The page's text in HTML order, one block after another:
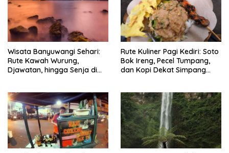
Wisata Banyuwangi Sehari:
Rute Kawah Wurung,
Djawatan, hingga Senja di
Rute Kuliner Pagi Kediri: Soto
Bok Ireng, Pecel Tumpang,
dan Kopi Dekat Simpang